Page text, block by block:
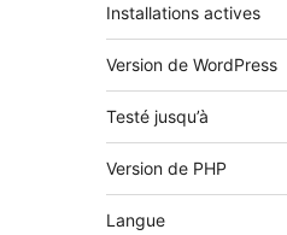
Installations actives
Version de WordPress
Testé jusqu’à
Version de PHP
Langue